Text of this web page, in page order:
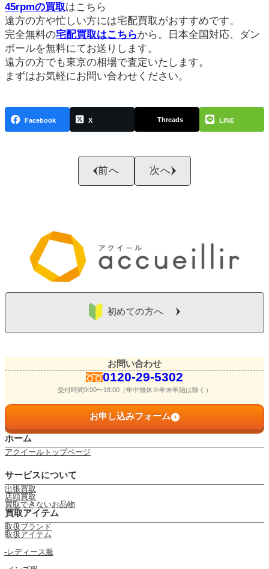
45rpmの買取はこちら
遠方の方や忙しい方には宅配買取がおすすめです。
完全無料の宅配買取はこちらから。日本全国対応、ダン
ボールを無料にてお送りします。
遠方の方でも東京の相場で査定いたします。
まずはお気軽にお問い合わせください。
Facebook X Threads LINE
前へ 次へ
初めての方へ
お問い合わせ
0120-29-5302
受付時間9:00〜18:00（年中無休※年末年始は除く）
お申し込みフォーム
ホーム
アクイールトップページ
サービスについて
出張買取
店頭買取
買取できないお品物
買取アイテム
取扱ブランド
取扱アイテム
レディース服